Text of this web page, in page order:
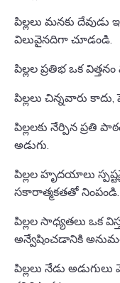
పిల్లలు మనకు
విలువైనదిగా చూడండి.
పిల్లల ప్రతిభ ఒక
పిల్లలు చిన్నవారు కాదు,
పిల్లలకు నేర్పిన ప్రతి
అడుగు.
పిల్లల హృదయాలు
సకారాత్మకతతో నింపండి.
పిల్లల సాధ్యతలు ఒక
అన్వేషించడానికి
పిల్లలు నేడు